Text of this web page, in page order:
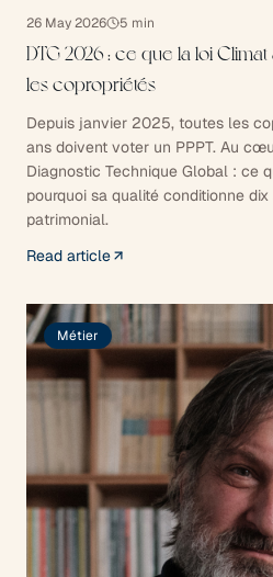
26 May 2026 5 min
DTG 2026 : ce que la loi
les copropriétés
Depuis janvier 2025, toutes les
ans doivent voter un PPPT. Au
Diagnostic Technique Global : ce
pourquoi sa qualité conditionne
patrimonial.
Read article
Métier